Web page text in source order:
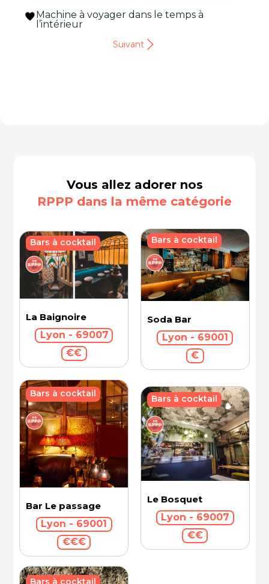
Machine à voyager dans le temps à
l’intérieur
Suivant
Vous allez adorer nos
RPPP dans la même catégorie
La Baignoire
Lyon - 69007
€€
Bars à cocktail
Soda Bar
Lyon - 69001
€
Bars à cocktail
Bar Le passage
Lyon - 69001
€€€
Bars à cocktail
Le Bosquet
Lyon - 69007
€€
Bars à cocktail
Bars à cocktail